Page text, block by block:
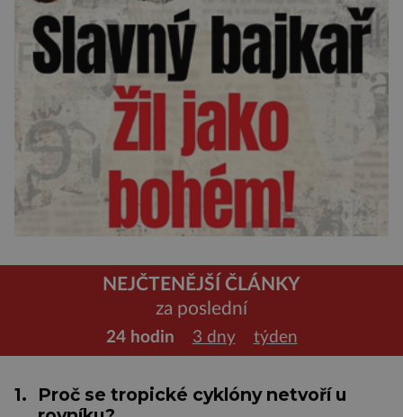
NEJČTENĚJŠÍ ČLÁNKY
za poslední
24 hodin 3 dny týden
1.
Proč se tropické cyklóny netvoří u